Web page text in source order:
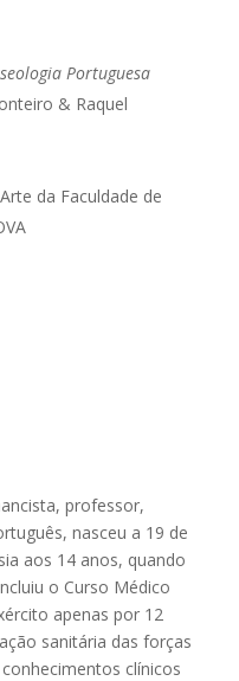
Portuguesa
& Raquel
da Faculdade de
professor,
nasceu a 19 de
aos 14 anos, quando
o Curso Médico
apenas por 12
sanitária das forças
clínicos